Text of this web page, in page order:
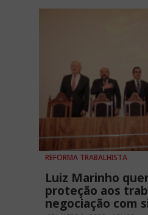
REFORMA TRABALHISTA
Luiz Marinho
proteção aos
negociação com